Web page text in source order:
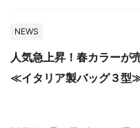
NEWS
人気急上昇！春カラーが
≪イタリア製バッグ３型